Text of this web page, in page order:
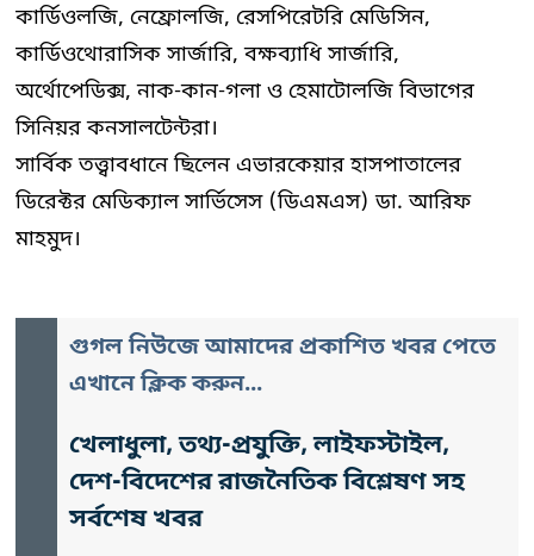
কার্ডিওলজি, নেফ্রোলজি, রেসপিরেটরি মেডিসিন,
কার্ডিওথোরাসিক সার্জারি, বক্ষব্যাধি সার্জারি,
অর্থোপেডিক্স, নাক-কান-গলা ও হেমাটোলজি বিভাগের
সিনিয়র কনসালটেন্টরা।
সার্বিক তত্ত্বাবধানে ছিলেন এভারকেয়ার হাসপাতালের
ডিরেক্টর মেডিক্যাল সার্ভিসেস (ডিএমএস) ডা. আরিফ
মাহমুদ।
গুগল নিউজে আমাদের প্রকাশিত খবর পেতে
এখানে ক্লিক করুন...
খেলাধুলা, তথ্য-প্রযুক্তি, লাইফস্টাইল,
দেশ-বিদেশের রাজনৈতিক বিশ্লেষণ সহ
সর্বশেষ খবর